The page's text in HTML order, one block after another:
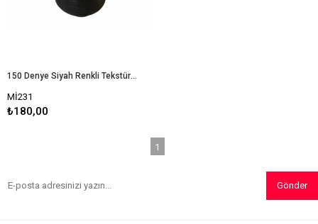
150 Denye Siyah Renkli Tekstürize Overlok İpliği (Muz İplik) 750 Gram
Mİ231
₺180,00
1
Gönder